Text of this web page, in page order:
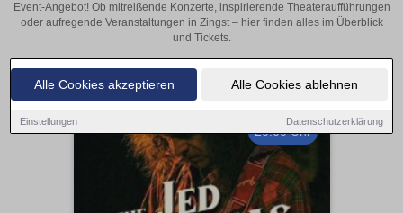
Alle Cookies akzeptieren Alle Cookies ablehnen
Einstellungen Datenschutzerklärung
Event-Angebot! Ob mitreißende Konzerte, inspirierende Theateraufführungen
oder aufregende Veranstaltungen in Zingst – hier finden alles im Überblick
und Tickets.
20:00 Uhr